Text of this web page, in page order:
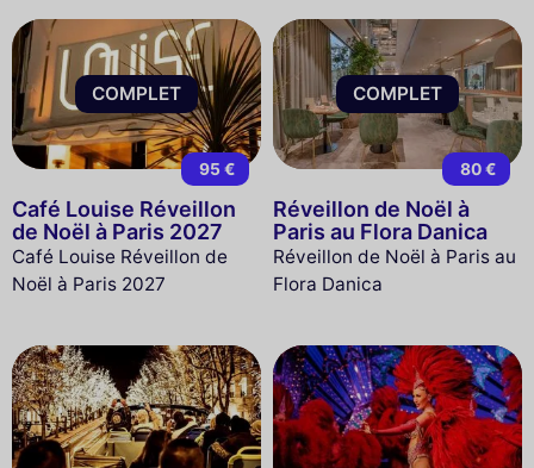
COMPLET
95 €
Café Louise Réveillon
de Noël à Paris 2027
Café Louise Réveillon de
Noël à Paris 2027
COMPLET
80 €
Réveillon de Noël à
Paris au Flora Danica
Réveillon de Noël à Paris au
Flora Danica